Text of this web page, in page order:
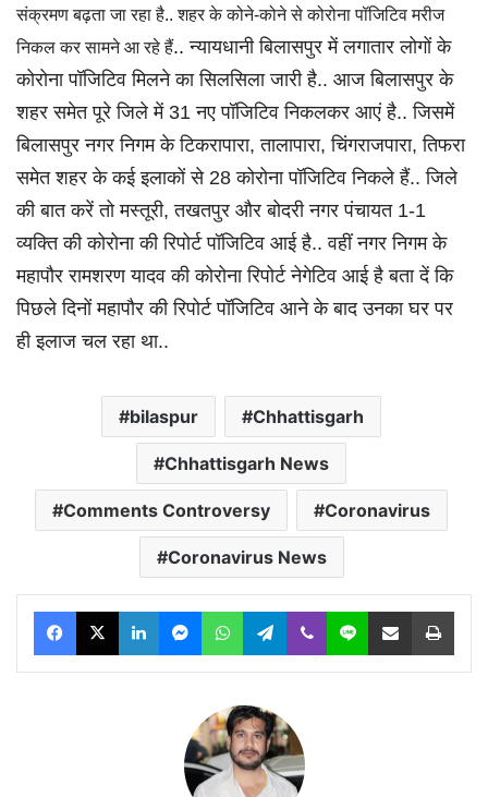
संक्रमण बढ़ता जा रहा है.. शहर के कोने-कोने से कोरोना पॉजिटिव मरीज
निकल कर सामने आ रहे हैं..न्यायधानीबिलासपुर में लगातार लोगों के
कोरोना पॉजिटिव मिलने का सिलसिला जारी है.. आज बिलासपुर के
शहर समेत पूरे जिले में 31 नए पॉजिटिव निकलकर आएं है.. जिसमें
बिलासपुर नगर निगम के टिकरापारा, तालापारा, चिंगराजपारा, तिफरा
समेत शहर के कई इलाकों से 28 कोरोना पॉजिटिव निकले हैं.. जिले
की बात करें तो मस्तूरी, तखतपुर और बोदरी नगर पंचायत 1-1
व्यक्ति की कोरोना की रिपोर्ट पॉजिटिव आई है.. वहीं नगर निगम के
महापौर रामशरण यादव की कोरोना रिपोर्ट नेगेटिव आई है बता दें कि
पिछले दिनों महापौर की रिपोर्ट पॉजिटिव आने के बाद उनका घर पर
ही इलाज चल रहा था..
bilaspur Chhattisgarh
Chhattisgarh News
Comments Controversy Coronavirus
Coronavirus News
Facebook
X LinkedInMessengerWhatsAppTelegram
Viber Line Share via Email Print